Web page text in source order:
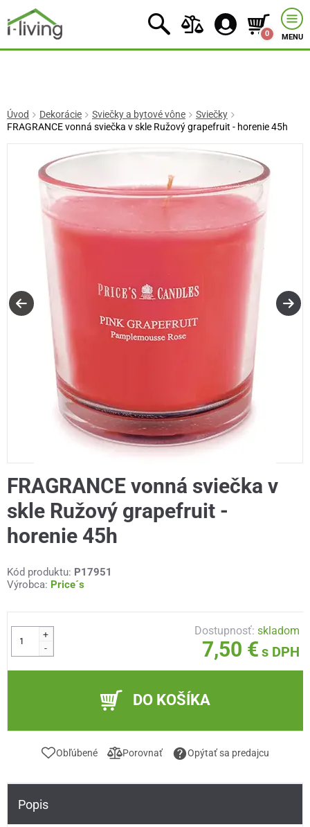
0 MENU
Úvod Dekorácie Sviečky a bytové vône
Sviečky
FRAGRANCE vonná sviečka v skle Ružový grapefruit - horenie 45h
FRAGRANCE vonná sviečka v
skle Ružový grapefruit -
horenie 45h
Kód produktu: P17951
Výrobca: Price´s
+
-
Dostupnosť:skladom
7,50 € s DPH
DO KOŠÍKA
Obľúbené Porovnať Opýtať sa predajcu
Popis